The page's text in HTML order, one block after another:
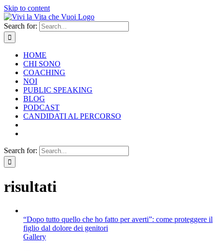
Skip to content
Search for:
HOME
CHI SONO
COACHING
NOI
PUBLIC SPEAKING
BLOG
PODCAST
CANDIDATI AL PERCORSO
Search for:
risultati
“Dopo tutto quello che ho fatto per averti”: come proteggere il
figlio dal dolore dei genitori
Gallery